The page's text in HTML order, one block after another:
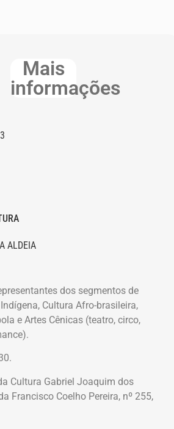
Mais
informações
ALDEIA
dos segmentos de
Cultura Afro-brasileira,
e Artes Cênicas (teatro, circo,
Cultura Gabriel Joaquim dos
Francisco Coelho Pereira, nº 255,